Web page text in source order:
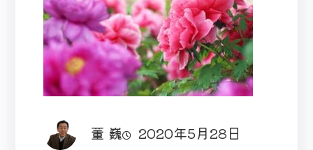
董 巍 2020年5月28日